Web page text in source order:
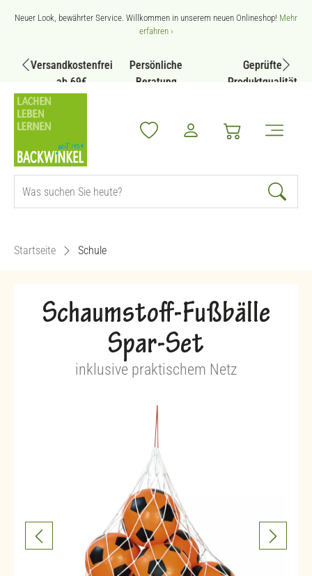
Zum Hauptinhalt springen
Neuer Look, bewährter Service. Willkommen in unserem neuen Onlineshop! Mehr
erfahren ›
Versandkostenfrei
ab 69€
Persönliche
Beratung
Geprüfte
Produktqualität
Startseite Schule
Schaumstoff-Fußbälle
Spar-Set
inklusive praktischem Netz